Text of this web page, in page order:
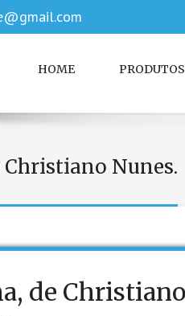
HOME PRODUTOS
Christiano Nunes.
de